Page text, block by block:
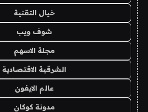
خيال التقنية
شوف ويب
مجلة الاسهم
الشرقية الاقتصادية
عالم الايفون
مدونة كوكان